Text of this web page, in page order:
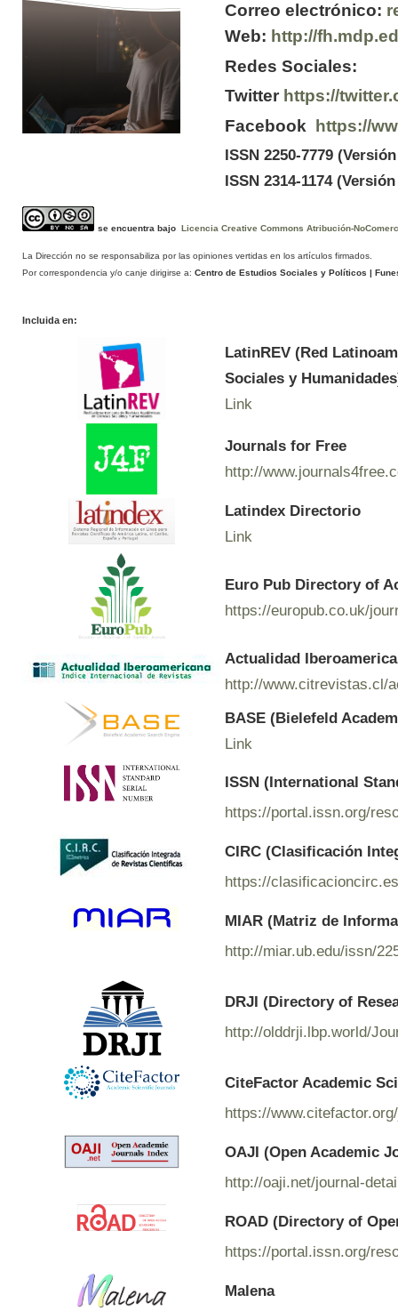
Correo electrónico:
Web: http://
Redes Sociales:
Twitterhttps://
Facebook https://
ISSN 2250-7779
ISSN 2314-1174
se encuentra bajo Licencia Creative Commons Atribución-
La Dirección no se responsabiliza por las opiniones vertidas en los artículos firmados.
Por correspondencia y/o canje dirigirse a: Centro de Estudios Sociales y Políticos |
Incluida en:
LatinREV (Red
Sociales y
Link
Journals for Free
http://
Latindex Directorio
Link
Euro Pub Directory of
https://europub.co.uk/
Actualidad
http://www.citrevistas.cl/
BASE (Bielefeld
Link
ISSN (International
https://portal.issn.org/
CIRC (Clasificación
https://
MIAR (Matriz de
http://miar.ub.edu/issn/
DRJI (Directory of
http://olddrji.lbp.world/
CiteFactor Academic
https://
OAJI (Open Academic
http://oaji.net/journal-
ROAD (Directory of
https://portal.issn.org/
Malena